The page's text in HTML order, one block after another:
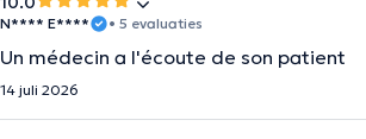
N**** E**** • 5 evaluaties
Un médecin a l'écoute de son patient
14 juli 2026